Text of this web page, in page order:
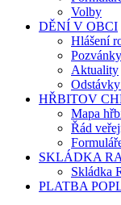
Volby
DĚNÍ V OBCI
Hlášení
Aktuality
HŘBITOV
Mapa
Řád
SKLÁDKA
Skládka
PLATBA